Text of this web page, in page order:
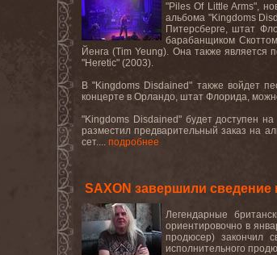
"Piles Of Little Arms",
альбома "Kingdoms
Питерсберге, штат
барабанщиком
Йенга (Tim Yeung). Она также является
"Heretic" (2003).
В "Kingdoms Disdained" также войдет
концерте в Орландо, штат Флорида,
"Kingdoms Disdained" будет доступен на
разместил предварительный заказ на
сет.... подробнее
SAXON завершили сведение
Легендарные
ориентировочно в
продюсер) закончил
исполнительного